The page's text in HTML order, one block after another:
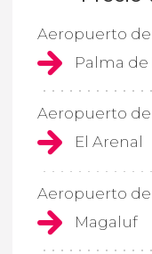
Aeropuerto
Palma
Aeropuerto
El Arenal
Aeropuerto
Magaluf